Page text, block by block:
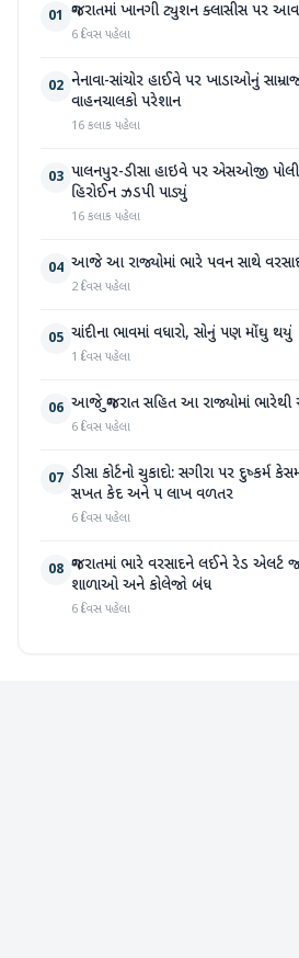
01 ગુજરાતમાં ખાનગી ટ્યુશન ક્લાસીસ પર
6 દિવસ પહેલા
02 નેનાવા-સાંચોર હાઈવે પર ખાડાઓનું
વાહનચાલકો પરેશાન
16 કલાક પહેલા
03 પાલનપુર-ડીસા હાઇવે પર એસઓજી
હિરોઈન ઝડપી પાડ્યું
16 કલાક પહેલા
04 આજે આ રાજ્યોમાં ભારે પવન સાથે
2 દિવસ પહેલા
05 ચાંદીના ભાવમાં વધારો, સોનું પણ મોંઘુ થયું
1 દિવસ પહેલા
06 આજે ગુજરાત સહિત આ રાજ્યોમાં ભારેથી
6 દિવસ પહેલા
07 ડીસા કોર્ટનો ચુકાદો: સગીરા પર દુષ્કર્મ
સખત કેદ અને ૫ લાખ વળતર
6 દિવસ પહેલા
08 ગુજરાતમાં ભારે વરસાદને લઈને રેડ એલર્ટ
શાળાઓ અને કોલેજો બંધ
6 દિવસ પહેલા